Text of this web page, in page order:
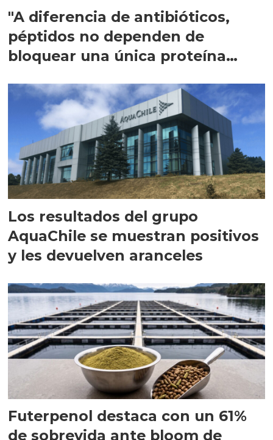
"A diferencia de antibióticos,
péptidos no dependen de
bloquear una única proteína
Los resultados del grupo
AquaChile se muestran positivos
y les devuelven aranceles
Futerpenol destaca con un 61%
de sobrevida ante bloom de